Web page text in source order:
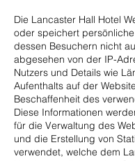
Die Lancaster Hall Hotel
oder speichert
dessen Besuchern nicht
abgesehen von der IP-
Nutzers und Details wie
Aufenthalts auf der
Beschaffenheit des
Diese Informationen
für die Verwaltung des
und die Erstellung von
verwendet, welche dem